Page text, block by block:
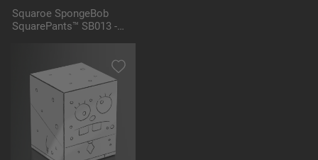
Squaroe SpongeBob
SquarePants™ SB013 -